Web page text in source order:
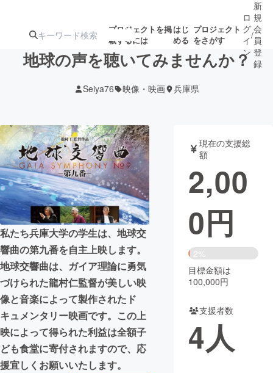
プロジェクトを掲
載するには
はじ
める
プロジェクト
をさがす
アート・写真
テクノロジー・ガジェット ゲーム・サ
映像・映画
ビジネス・起業 チャレンジ
まちづくり・地域活性化
CAMPFIRE for Social Good
CAMPFIRE Creation
CAMPFIREふるさと納税machi-ya コミュニティ
ロ
グ
イ
ン
/
新
規
会
員
登
録
地球の声を聴いてみませんか？
Seiya76 映像・映画 兵庫県
私たち兵庫大学の学生は、地球交
響曲の第九番を自主上映します。
地球交響曲は、ガイア理論に勇気
づけられた龍村仁監督が美しい映
像と音楽によって製作されたド
キュメンタリー映画です。この上
映によって得られた利益は全額子
ども食堂に寄付されますので、応
援宜しくお願いいたします。
現在の支援総
額
2,00
0円
2%
目標金額は
100,000円
支援者数
4人